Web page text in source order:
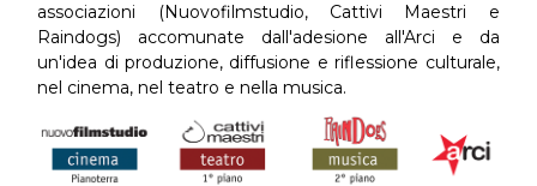
associazioni (Nuovofilmstudio, Cattivi Maestri e
Raindogs) accomunate dall'adesione all'Arci e da
un'idea di produzione, diffusione e riflessione culturale,
nel cinema, nel teatro e nella musica.